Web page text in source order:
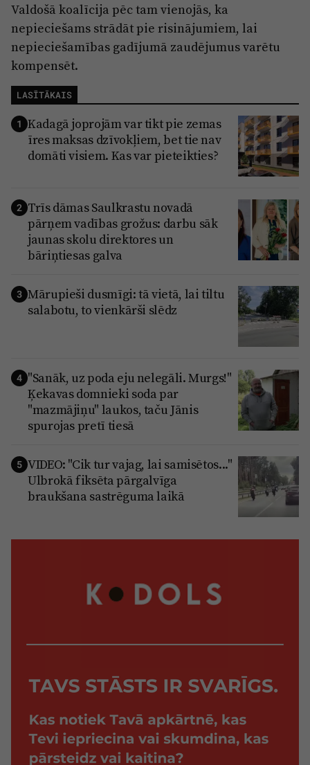
Valdošā koalīcija pēc tam vienojās, ka
nepieciešams strādāt pie risinājumiem, lai
nepieciešamības gadījumā zaudējumus varētu
kompensēt.
LASĪTĀKAIS
1 Kadagā joprojām var tikt pie zemas
īres maksas dzīvokļiem, bet tie nav
domāti visiem. Kas var pieteikties?
2 Trīs dāmas Saulkrastu novadā
pārņem vadības grožus: darbu sāk
jaunas skolu direktores un
bāriņtiesas galva
3 Mārupieši dusmīgi: tā vietā, lai tiltu
salabotu, to vienkārši slēdz
4 "Sanāk, uz poda eju nelegāli. Murgs!"
Ķekavas domnieki soda par
"mazmājiņu" laukos, taču Jānis
spurojas pretī tiesā
5 VIDEO: "Cik tur vajag, lai samisētos..."
Ulbrokā fiksēta pārgalvīga
braukšana sastrēguma laikā